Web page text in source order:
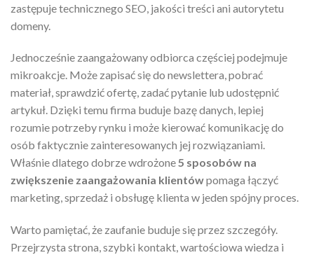
zastępuje technicznego SEO, jakości treści ani autorytetu
domeny.
Jednocześnie zaangażowany odbiorca częściej podejmuje
mikroakcje. Może zapisać się do newslettera, pobrać
materiał, sprawdzić ofertę, zadać pytanie lub udostępnić
artykuł. Dzięki temu firma buduje bazę danych, lepiej
rozumie potrzeby rynku i może kierować komunikację do
osób faktycznie zainteresowanych jej rozwiązaniami.
Właśnie dlatego dobrze wdrożone5 sposobów na
zwiększenie zaangażowania klientówpomaga łączyć
marketing, sprzedaż i obsługę klienta w jeden spójny proces.
Warto pamiętać, że zaufanie buduje się przez szczegóły.
Przejrzysta strona, szybki kontakt, wartościowa wiedza i